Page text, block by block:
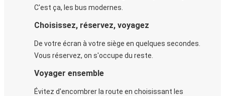
C'est ça, les bus modernes.
Choisissez, réservez, voyagez
De votre écran à votre siège en quelques secondes.
Vous réservez, on s'occupe du reste.
Voyager ensemble
Évitez d'encombrer la route en choisissant les